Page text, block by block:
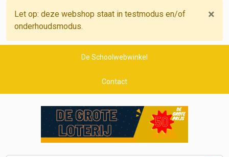
×
Let op: deze webshop staat in testmodus en/of
onderhoudsmodus.
De Schoolwebwinkel
Contact